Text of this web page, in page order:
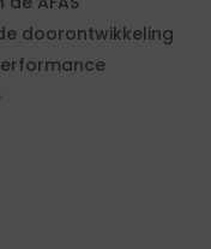
doorontwikkeling